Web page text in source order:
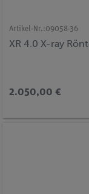
Artikel-Nr.:09058-36
XR 4.0 X-ray
2.050,00 €